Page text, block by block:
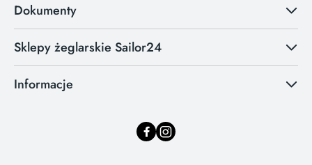
Dokumenty
Sklepy żeglarskie Sailor24
Informacje